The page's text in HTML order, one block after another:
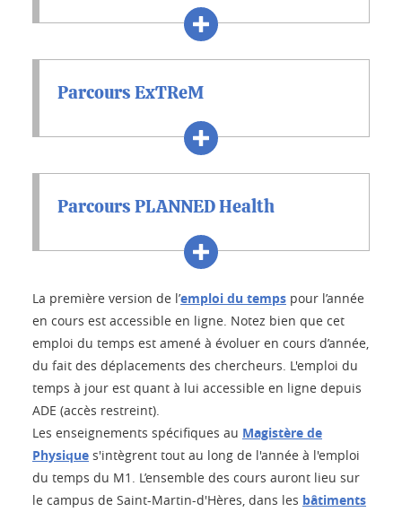
Parcours ExTReM
Parcours PLANNED Health
La première version de l’emploi du temps pour l’année
en cours est accessible en ligne. Notez bien que cet
emploi du temps est amené à évoluer en cours d’année,
du fait des déplacements des chercheurs. L'emploi du
temps à jour est quant à lui accessible en ligne depuis
ADE (accès restreint).
Les enseignements spécifiques au Magistère de
Physique s'intègrent tout au long de l'année à l'emploi
du temps du M1. L’ensemble des cours auront lieu sur
le campus de Saint-Martin-d'Hères, dans les bâtiments